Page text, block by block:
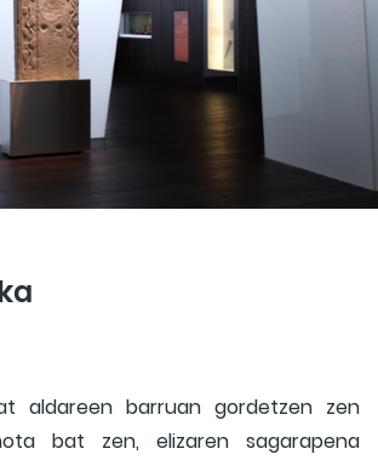
aldareen barruan gordetzen zen
bat zen, elizaren sagarapena